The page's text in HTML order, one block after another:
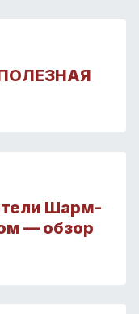
Шарм-
— обзор